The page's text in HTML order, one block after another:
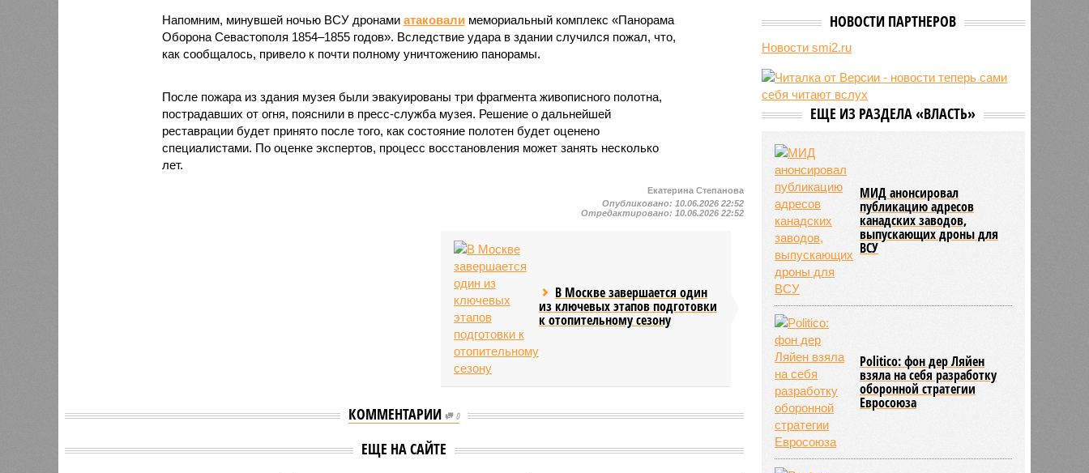
Напомним, минувшей ночью ВСУ дронами атаковалимемориальный комплекс «Панорама
Оборона Севастополя 1854–1855 годов». Вследствие удара в здании случился пожал, что,
как сообщалось, привело к почти полному уничтожению панорамы.
После пожара из здания музея были эвакуированы три фрагмента живописного полотна,
пострадавших от огня, пояснили в пресс-служба музея. Решение о дальнейшей
реставрации будет принято после того, как состояние полотен будет оценено
специалистами. По оценке экспертов, процесс восстановления может занять несколько
лет.
Екатерина Степанова
Опубликовано: 10.06.2026 22:52
Отредактировано: 10.06.2026 22:52
В Москве завершается один
из ключевых этапов подготовки
к отопительному сезону
КОММЕНТАРИИ 0
ЕЩЕ НА САЙТЕ
Захарова назвала
В Госдуме предложили
ввести налоговый вычет
купить билет в Сербию –
приграничные болота против
России
перевозки групп детей автобусами
13:04
В России с начала 2026 года
существенно вырос объём выдачи
НОВОСТИ ПАРТНЕРОВ
Новости smi2.ru
ЕЩЕ ИЗ РАЗДЕЛА «ВЛАСТЬ»
МИД анонсировал
публикацию адресов
канадских заводов,
выпускающих дроны для
ВСУ
Politico: фон дер Ляйен
взяла на себя разработку
оборонной стратегии
Евросоюза